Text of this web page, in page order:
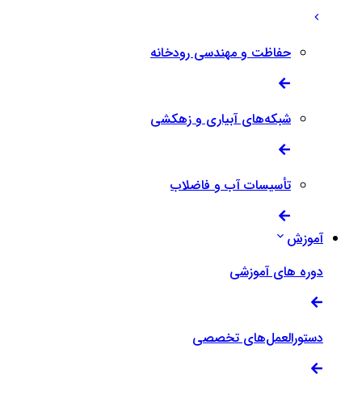
حفاظت و مهندسی رودخانه
شبکه‌های آبیاری و زهکشی
تأسیسات آب و فاضلاب
آموزش
دوره های آموزشی
دستورالعمل‌های تخصصی